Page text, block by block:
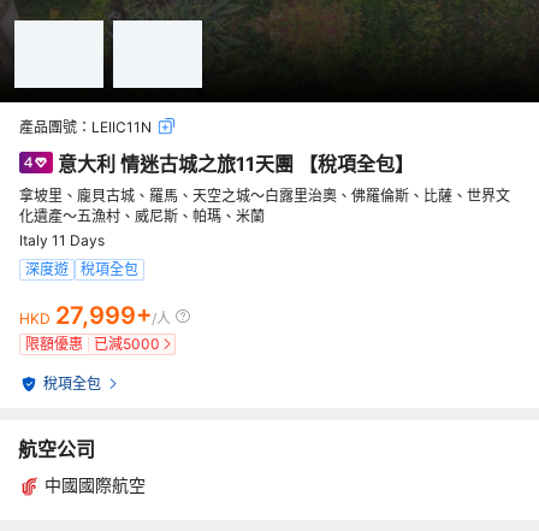
產品團號： LEIIC11N
意大利 情迷古城之旅11天團 【稅項全包】
拿坡里、龐貝古城、羅馬、天空之城～白露里治奧、佛羅倫斯、比薩、世界文
化遺產～五漁村、威尼斯、帕瑪、米蘭
Italy 11 Days
深度遊
稅項全包
HKD 27,999+/人
限額優惠
已減5000
稅項全包
航空公司
中國國際航空